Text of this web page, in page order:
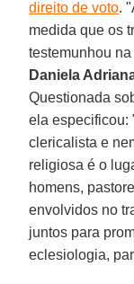
direito de voto.
medida que os
testemunhou
Daniela
Questionada
ela especificou:
clericalista e
religiosa é o
homens,
envolvidos no
juntos para
eclesiologia,